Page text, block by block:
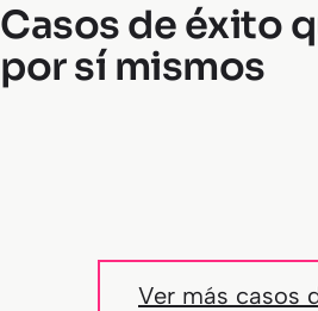
Casos de éxito
por sí mismos
Tráfico orgánico
Creciendo juntos
Ver más casos